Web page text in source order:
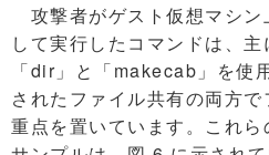
攻撃者がゲスト仮想マシ
して実行したコマンドは、
「dir」と「makecab」を使
されたファイル共有の両方
重点を置いています。これ